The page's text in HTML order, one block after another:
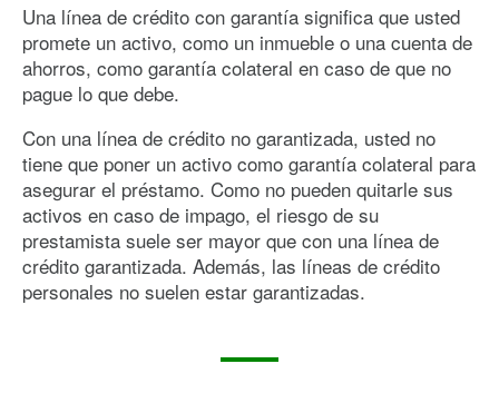
Una línea de crédito con garantía significa que usted
promete un activo, como un inmueble o una cuenta de
ahorros, como garantía colateral en caso de que no
pague lo que debe.
Con una línea de crédito no garantizada, usted no
tiene que poner un activo como garantía colateral para
asegurar el préstamo. Como no pueden quitarle sus
activos en caso de impago, el riesgo de su
prestamista suele ser mayor que con una línea de
crédito garantizada. Además, las líneas de crédito
personales no suelen estar garantizadas.